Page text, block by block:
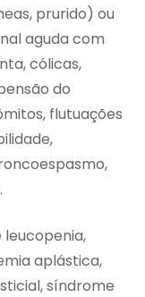
prurido) ou
aguda com
cólicas,
do
flutuações
leucopenia,
aplástica,
síndrome